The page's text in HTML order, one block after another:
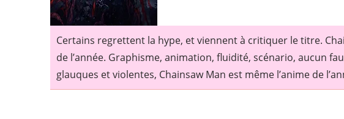
Certains regrettent la hype, et viennent à critiquer le titre.
de l’année. Graphisme, animation, fluidité, scénario, aucun
glauques et violentes, Chainsaw Man est même l’anime de